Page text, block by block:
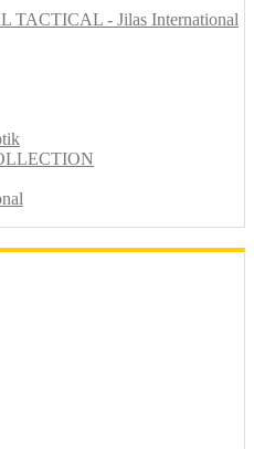
TACTICAL - Jilas International